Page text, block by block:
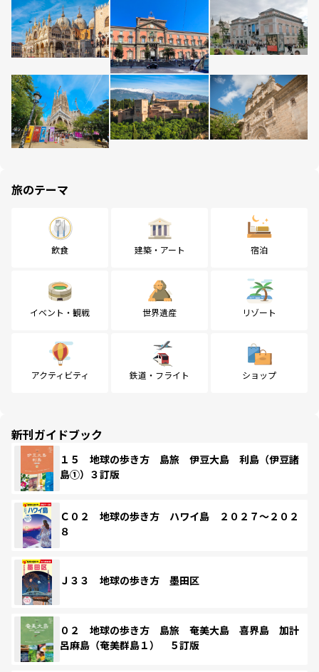
旅のテーマ
飲食 建築・アート 宿泊
イベント・観戦 世界遺産 リゾート
アクティビティ 鉄道・フライト ショップ
新刊ガイドブック
１５ 地球の歩き方 島旅 伊豆大島 利島（伊豆諸
島①）３訂版
Ｃ０２ 地球の歩き方 ハワイ島 ２０２７～２０２
８
Ｊ３３ 地球の歩き方 墨田区
０２ 地球の歩き方 島旅 奄美大島 喜界島 加計
呂麻島（奄美群島１） ５訂版